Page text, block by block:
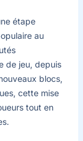
étape
au
de jeu, depuis
blocs,
cette mise
tout en